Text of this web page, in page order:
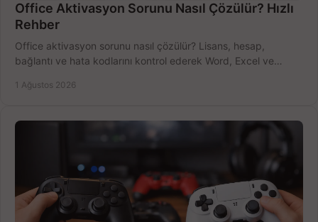
Office Aktivasyon Sorunu Nasıl Çözülür? Hızlı
Rehber
Office aktivasyon sorunu nasıl çözülür? Lisans, hesap,
bağlantı ve hata kodlarını kontrol ederek Word, Excel ve
1 Ağustos 2026